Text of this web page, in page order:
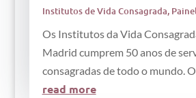
Institutos de Vida Consagrada,
Os Institutos da Vida
Madrid cumprem 50 anos de
consagradas de todo o mundo.
read more